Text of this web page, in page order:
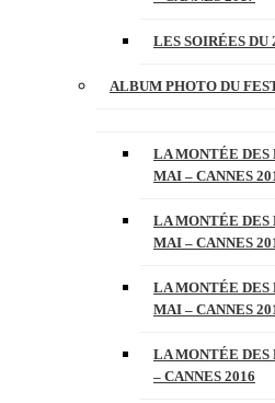
LES SOIRÉES DU
ALBUM PHOTO DU
LA MONTÉE DES
MAI – CANNES
LA MONTÉE DES
MAI – CANNES
LA MONTÉE DES
MAI – CANNES
LA MONTÉE DES
– CANNES 2016